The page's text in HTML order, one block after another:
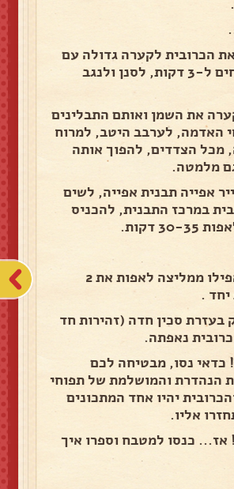
הכרובית לקערה גדולה עם
מים רותחים ל-3 דקות, לסנן ולנגב
את השמן ואותם התבלינים
האדמה, לערבב היטב, למרוח
מכל הצדדים, להפוך אותה
מלמטה.
אפייה תבנית אפייה, לשים
במרכז התבנית, להכניס
35 דקות.
אפשר ואפילו ממליצה לאפות את 2
יחד .
בעזרת סכין חדה (זהירות חד
נאפתה.
כדאי נסו, מבטיחה לכם
הנהדרת והמושלמת של תפוחי
יהיו אחד המתכונים
אליו.
אז... כנסו למטבח וספרו איך